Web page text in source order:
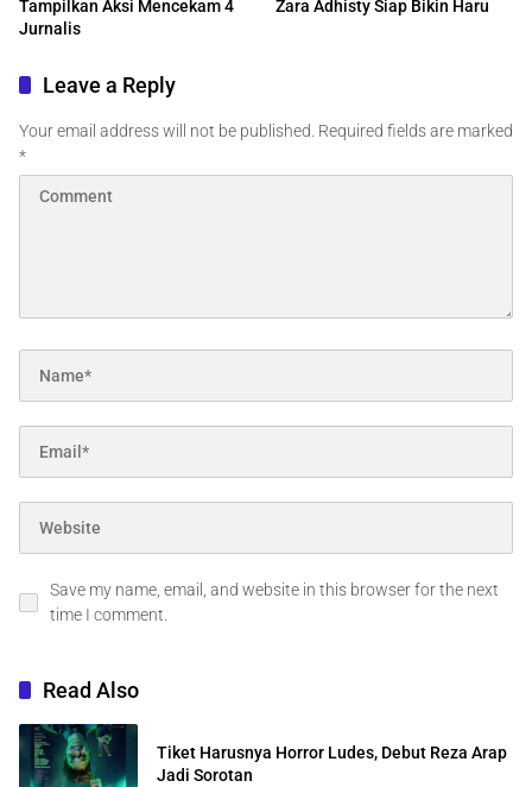
Tampilkan Aksi Mencekam 4
Jurnalis
Zara Adhisty Siap Bikin Haru
Leave a Reply
Your email address will not be published. Required fields are marked
*
Save my name, email, and website in this browser for the next
time I comment.
Read Also
Tiket Harusnya Horror Ludes, Debut Reza Arap
Jadi Sorotan